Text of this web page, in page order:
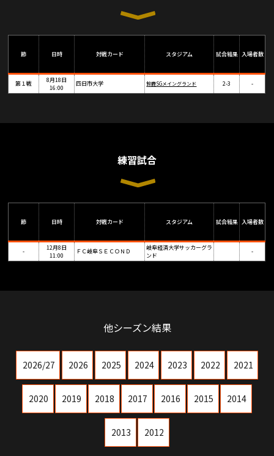
節 日時 対戦カード スタジアム 試合結果 入場者数
第１戦
8月18日
16:00
四日市大学 鈴鹿SGメイングランド 2-3 -
練習試合
節 日時 対戦カード スタジアム 試合結果 入場者数
-
12月8日
11:00
ＦＣ岐阜ＳＥＣＯＮＤ
岐阜経済大学サッカーグラ
ンド
-
他シーズン結果
2026/27 2026 2025 2024 2023 2022 2021
2020 2019 2018 2017 2016 2015 2014
2013 2012